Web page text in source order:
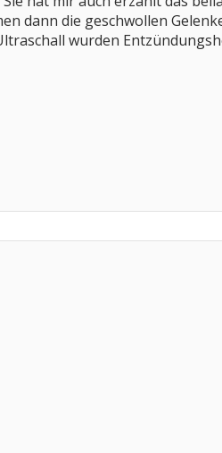
dann die geschwollen
wurden